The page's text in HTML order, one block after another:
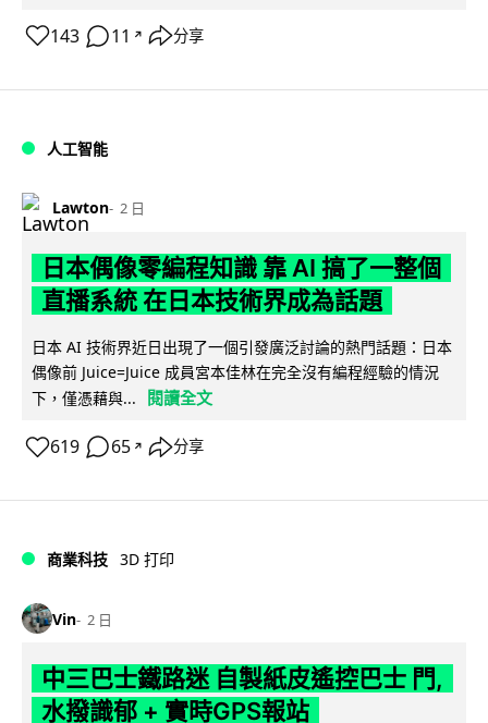
143 11 ↗ 分享
人工智能
Lawton 2 日
日本偶像零編程知識 靠 AI 搞了一整個
直播系統 在日本技術界成為話題
日本 AI 技術界近日出現了一個引發廣泛討論的熱門話題：日本
偶像前 Juice=Juice 成員宮本佳林在完全沒有編程經驗的情況
下，僅憑藉與...
閱讀全文
619 65 ↗ 分享
商業科技 3D 打印
Vin 2 日
中三巴士鐵路迷 自製紙皮遙控巴士 門,
水撥識郁 + 實時GPS報站